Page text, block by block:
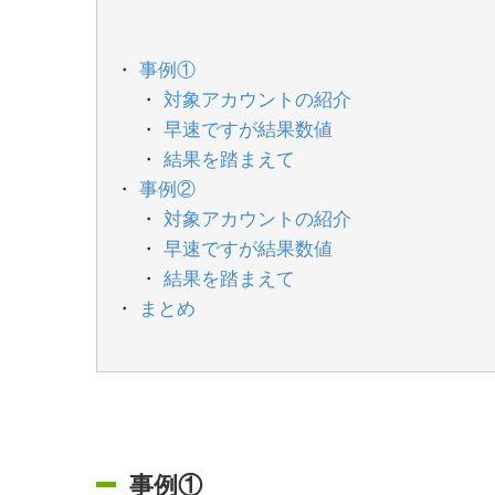
事例①
対象アカウントの紹介
早速ですが結果数値
結果を踏まえて
事例②
対象アカウントの紹介
早速ですが結果数値
結果を踏まえて
まとめ
事例①